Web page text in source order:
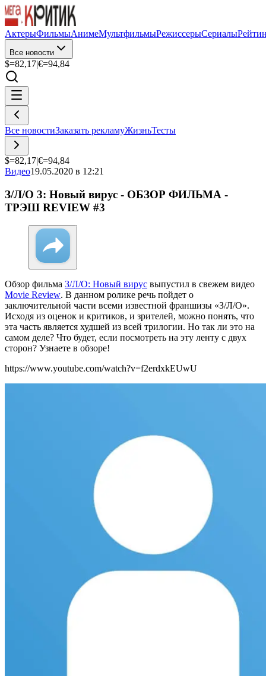
АктерыФильмыАнимеМультфильмыРежиссерыСериалы
Все новости
$=82,17|€=94,84
Все новостиЗаказать рекламуЖизньТесты
$=82,17|€=94,84
Видео19.05.2020 в 12:21
З/Л/О 3: Новый вирус - ОБЗОР ФИЛЬМА -
ТРЭШ REVIEW #3
Обзор фильма З/Л/О: Новый вирус выпустил в свежем видео
Movie Review. В данном ролике речь пойдет о
заключительной части всеми известной франшизы «З/Л/О».
Исходя из оценок и критиков, и зрителей, можно понять, что
эта часть является худшей из всей трилогии. Но так ли это на
самом деле? Что будет, если посмотреть на эту ленту с двух
сторон? Узнаете в обзоре!
https://www.youtube.com/watch?v=f2erdxkEUwU